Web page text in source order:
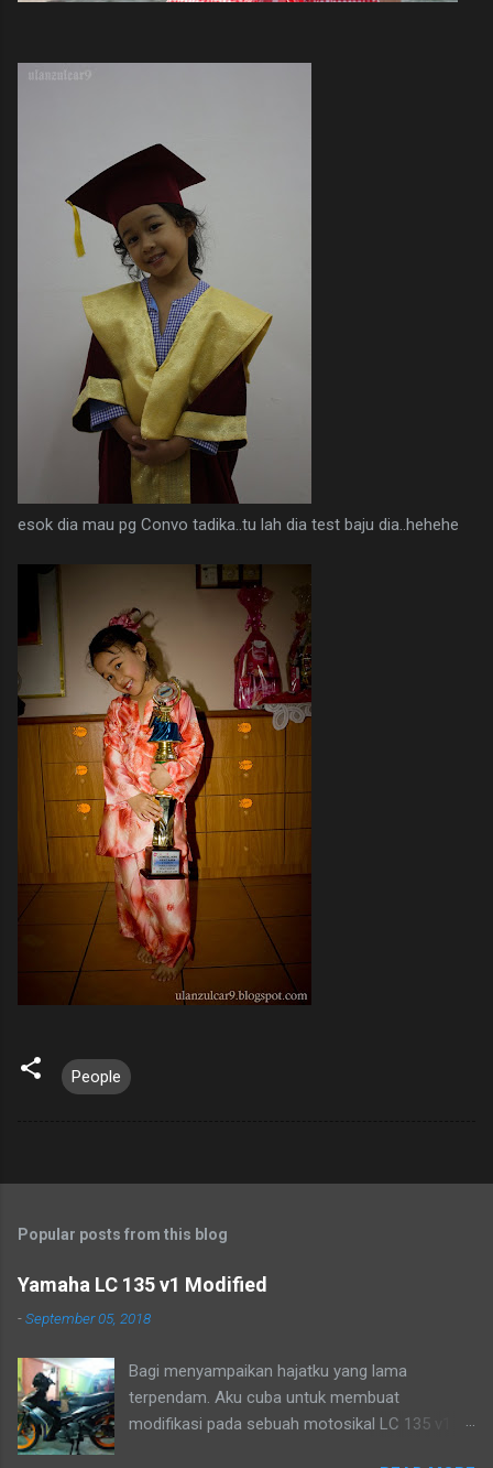
esok dia mau pg Convo tadika..tu lah dia test baju dia..hehehe
People
Popular posts from this blog
Yamaha LC 135 v1 Modified
-September 05, 2018
Bagi menyampaikan hajatku yang lama
terpendam. Aku cuba untuk membuat
modifikasi pada sebuah motosikal LC 135 v1